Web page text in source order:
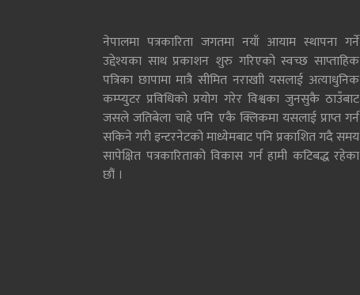
नेपालमा पत्रकारिता जगतमा नयाँ आयाम स्थापना गर्ने
उद्देश्यका साथ प्रकाशन शुरु गरिएको स्वच्छ साप्ताहिक
पत्रिका छापामा मात्रै सीमित नराखाी यसलाई अत्याधुनिक
कम्प्युटर प्रविधिको प्रयोग गरेर विश्वका जुनसुकै ठाउँबाट
जसले जतिबेला चाहे पनि एकै क्लिकमा यसलाई प्राप्त गर्न
सकिने गरी इन्टरनेटको माध्येमबाट पनि प्रकाशित गदै समय
सापेक्षित पत्रकारिताको विकास गर्न हामी कटिबद्ध रहेका
छौं ।